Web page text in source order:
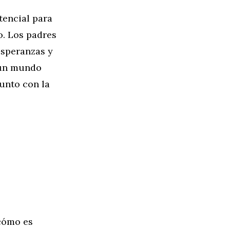
para
Los padres
y
mundo
con la
es